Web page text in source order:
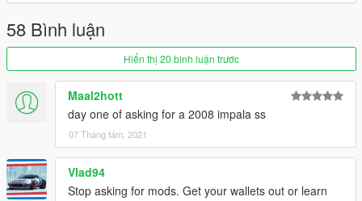
2. export "dlclist.xml" from
"mods/update/update.rpf/common/data/" to your desktop with
open the file with any text editor, add the following line to the
end:
dlcpacks:\ss69\
3. Import "dlclist.xml" again to the path mentioned above using
OpenIV
58 Bình luận
Hiển thị 20 bình luận trước
Maal2hott
day one of asking for a 2008 impala ss
07 Tháng tám, 2021
Vlad94
Stop asking for mods. Get your wallets out or learn